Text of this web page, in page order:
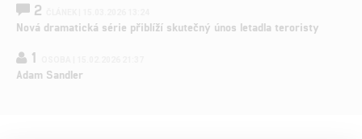
2
Nová dramatická série přiblíží skutečný únos letadla teroristy
1
Adam Sandler